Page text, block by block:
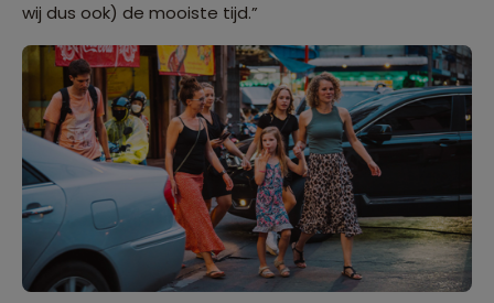
wij dus ook) de mooiste tijd.”